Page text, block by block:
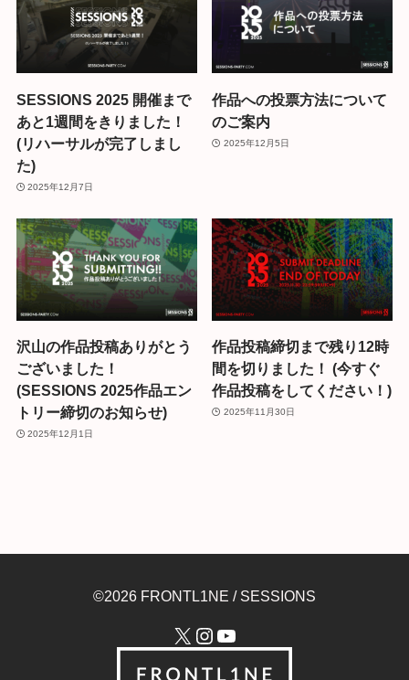
SESSIONS 2025 開催まで
あと1週間をきりました！
(リハーサルが完了しまし
た)
2025年12月7日
作品への投票方法について
のご案内
2025年12月5日
沢山の作品投稿ありがとう
ございました！
(SESSIONS 2025作品エン
トリー締切のお知らせ)
2025年12月1日
作品投稿締切まで残り12時
間を切りました！ (今すぐ
作品投稿をしてください！)
2025年11月30日
©2026 FRONTL1NE / SESSIONS
X Instagram
YouTube